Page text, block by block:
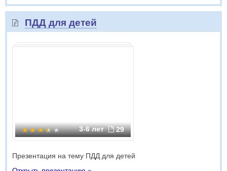
ПДД для детей
3-6 лет 29
Презентация на тему ПДД для детей